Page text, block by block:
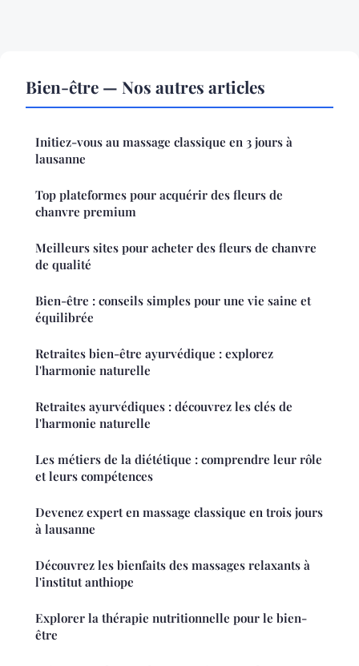
Bien-être — Nos autres articles
Initiez-vous au massage classique en 3 jours à
lausanne
Top plateformes pour acquérir des fleurs de
chanvre premium
Meilleurs sites pour acheter des fleurs de chanvre
de qualité
Bien-être : conseils simples pour une vie saine et
équilibrée
Retraites bien-être ayurvédique : explorez
l'harmonie naturelle
Retraites ayurvédiques : découvrez les clés de
l'harmonie naturelle
Les métiers de la diététique : comprendre leur rôle
et leurs compétences
Devenez expert en massage classique en trois jours
à lausanne
Découvrez les bienfaits des massages relaxants à
l'institut anthiope
Explorer la thérapie nutritionnelle pour le bien-
être